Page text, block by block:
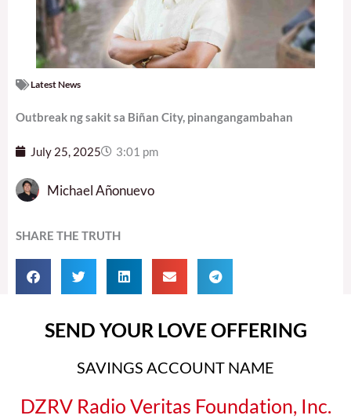
Latest News
Outbreak ng sakit sa Biñan City, pinangangambahan
July 25, 2025 3:01 pm
Michael Añonuevo
SHARE THE TRUTH
SEND YOUR LOVE OFFERING
SAVINGS ACCOUNT NAME
DZRV Radio Veritas Foundation, Inc.